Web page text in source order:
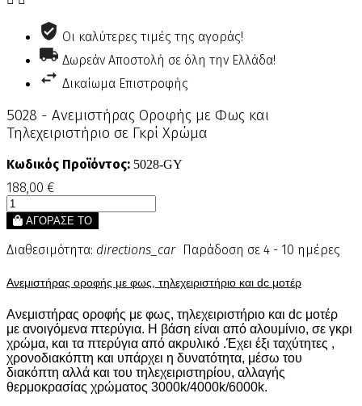
Οι καλύτερες τιμές της αγοράς!
Δωρεάν Αποστολή σε όλη την Ελλάδα!
Δικαίωμα Επιστροφής
5028 - Ανεμιστήρας Οροφής με Φως και
Τηλεχειριστήριο σε Γκρί Χρώμα
Κωδικός Προϊόντος: 5028-GY
188,00 €
ΑΓΟΡΑΣΕ ΤΟ
Διαθεσιμότητα: directions_car Παράδοση σε 4 - 10 ημέρες
Ανεμιστήρας οροφής με φως, τηλεχειριστήριο και dc μοτέρ
Ανεμιστήρας οροφής με φως, τηλεχειριστήριο και dc μοτέρ
με ανοιγόμενα πτερύγια. Η βάση είναι από αλουμίνιο, σε γκρι
χρώμα, και τα πτερύγια από ακρυλικό .Έχει έξι ταχύτητες ,
χρονοδιακόπτη και υπάρχει η δυνατότητα, μέσω του
διακόπτη αλλά και του τηλεχειριστηρίου, αλλαγής
θερμοκρασίας χρώματος 3000k/4000k/6000k.